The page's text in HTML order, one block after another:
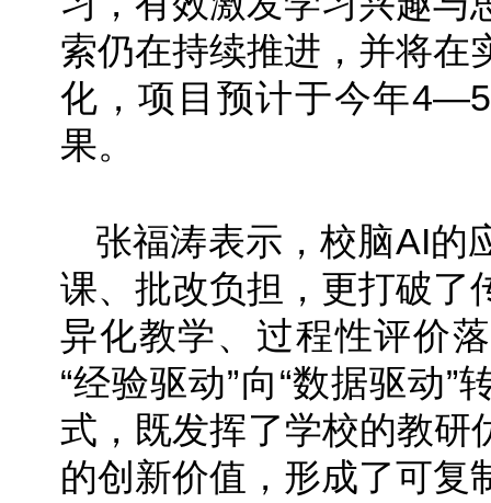
索仍在持续推进，并将在
化，项目预计于今年
果。
张福涛表示，校脑AI的
课、批改负担，更打破了
异化教学、过程性评价
“经验驱动”向“数据驱动”
式，既发挥了学校的教研
的创新价值，形成了可复